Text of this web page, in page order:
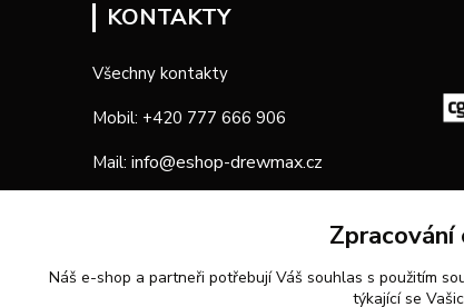
KONTAKTY
Všechny kontakty
Mobil: +420 777 666 906
Mail: info@eshop-drewmax.cz
Zpracování
Náš e-shop a partneři potřebují Váš souhlas s použitím
týkající se